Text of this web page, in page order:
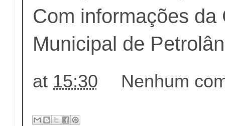
Com informações da
Municipal de
at 15:30 Nenhum